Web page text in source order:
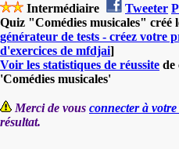
Intermédiaire Tweeter
Quiz "Comédies musicales" créé
générateur de tests - créez votre
d'exercices de mfdjai]
Voir les statistiques de réussite de
'Comédies musicales'
Merci de vous connecter à votre
résultat.